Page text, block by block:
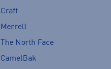
Craft
Merrell
The North Face
CamelBak